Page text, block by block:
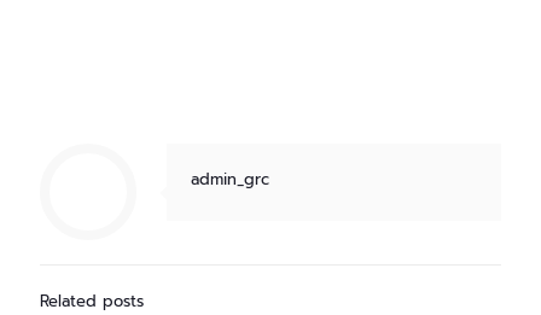
admin_grc
Related posts